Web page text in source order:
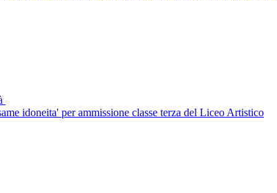
idoneita' per ammissione classe terza del Liceo Artistico